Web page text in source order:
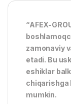
“AFEX-
zamonaviy
etadi. Bu
eshiklar
chiqarishga
mumkin.